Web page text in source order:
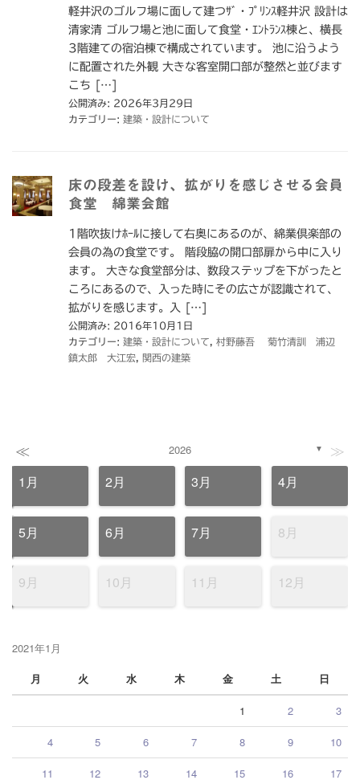
軽井沢のゴルフ場に面して建つｻﾞ・ﾌﾟﾘﾝｽ軽井沢 設計は
清家清 ゴルフ場と池に面して食堂・ｴﾝﾄﾗﾝｽ棟と、横長
3階建ての宿泊棟で構成されています。 池に沿うよう
に配置された外観 大きな客室開口部が整然と並びます
こち […]
公開済み: 2026年3月29日
カテゴリー: 建築・設計について
床の段差を設け、拡がりを感じさせる会員
食堂 綿業会館
1階吹抜けﾎｰﾙに接して右奥にあるのが、綿業倶楽部の
会員の為の食堂です。 階段脇の開口部扉から中に入り
ます。 大きな食堂部分は、数段ステップを下がったと
ころにあるので、入った時にその広さが認識されて、
拡がりを感じます。入 […]
公開済み: 2016年10月1日
カテゴリー: 建築・設計について
村野藤吾 菊竹清訓 浦辺
鎮太郎 大江宏
関西の建築
≪ 2026 ▼ ≫
1月 2月 3月 4月
5月 6月 7月 8月
9月 10月 11月 12月
2021年1月
月
火 水 木 金 土 日
1 2 3
4 5 6 7 8 9 10
11 12 13 14 15 16 17